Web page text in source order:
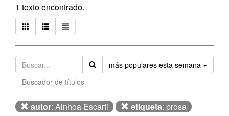
1 texto encontrado.
más populares esta semana
Buscador de títulos
autor: Ainhoa Escarti etiqueta: prosa